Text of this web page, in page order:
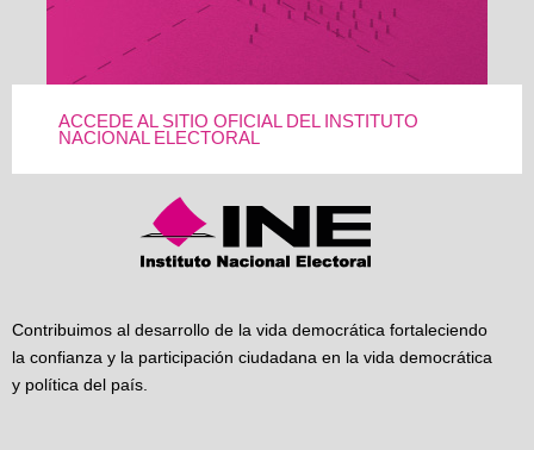
ACCEDE AL SITIO OFICIAL DEL INSTITUTO
NACIONAL ELECTORAL
Contribuimos al desarrollo de la vida democrática fortaleciendo
la confianza y la participación ciudadana en la vida democrática
y política del país.